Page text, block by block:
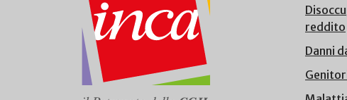
reddito
Danni